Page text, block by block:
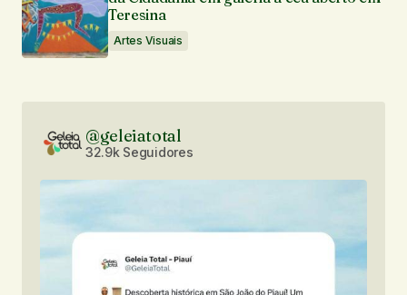
Teresina
Artes Visuais
@geleiatotal
32.9k Seguidores